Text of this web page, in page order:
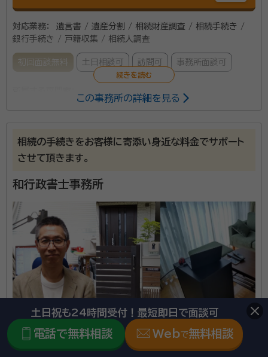
対応業務：
遺言書 / 遺産分割 / 相続財産調査 / 相続手続き /
銀行手続き / 戸籍収集 / 相続人調査
初回面談無料 土日相談可 訪問可 事務所面談可
症サポーター等
当事務所は遺言書作成サポート、遺産分割協議書の作成
などを行なっているほか、CFP/1級ファイナンシャル・
プランニング技能士の資格を持つ行政書士として、 ◆
おひとりさま・子供のいない夫婦の終活準備 ◆介護費
用・相続・遺言作成 ◆介護を想定したファイナンシャル・
プランニング（資金計画）業務 などを行っているのが特
徴です。 ご心配事がありましたら、まずはお気軽にご相
談ください。
資格等：行政書士、CFP、1級ファイナンシャル・プランニング技能
士、日商簿記2級、事業再生アドバイザー、認知症サポータ
ー等
所属団体： 東京都行政書士会
この事務所の詳細を見る
相続の手続きをお客様に寄添い身近な料金でサポート
させて頂きます。
和行政書士事務所
東京都東京23区に対応可能
アクセス
舎人ライナー扇大橋駅より徒歩10分
所在地
東京都足立区本木北町3-18
土日祝も24時間受付！最短即日で面談可
電話で無料相談 Webで無料相談